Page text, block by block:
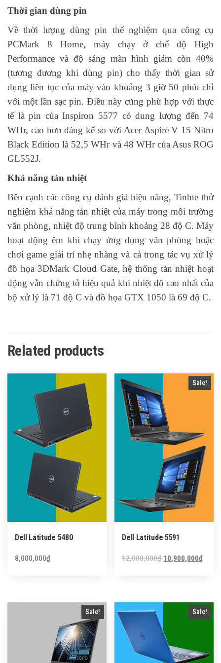
Thời gian dùng pin
Về thời lượng dùng pin thể nghiệm qua công cụ
PCMark 8 Home, máy chạy ở chế độ High
Performance và độ sáng màn hình giảm còn 40%
(tương đương khi dùng pin) cho thấy thời gian sử
dụng liên tục của máy vào khoảng 3 giờ 50 phút chỉ
với một lần sạc pin. Điều này cũng phù hợp với thực
tế là pin của Inspiron 5577 có dung lượng đến 74
WHr, cao hơn đáng kể so với Acer Aspire V 15 Nitro
Black Edition là 52,5 WHr và 48 WHr của Asus ROG
GL552J.
Khả năng tản nhiệt
Bên cạnh các công cụ đánh giá hiệu năng, Tinhte thử
nghiệm khả năng tản nhiệt của máy trong môi trường
văn phòng, nhiệt độ trung bình khoảng 28 độ C. Máy
hoạt động êm khi chạy ứng dụng văn phòng hoặc
chơi game giải trí nhẹ nhàng và cả trong tác vụ xử lý
đồ họa 3DMark Cloud Gate, hệ thống tản nhiệt hoạt
động vẫn chứng tỏ hiệu quả khi nhiệt độ cao nhất của
bộ xử lý là 71 độ C và đồ họa GTX 1050 là 69 độ C.
Related products
Dell Latitude 5480
8,000,000₫
Sale!
Dell Latitude 5591
12,000,000₫ Original
10,900,000₫
Sale! Sale!